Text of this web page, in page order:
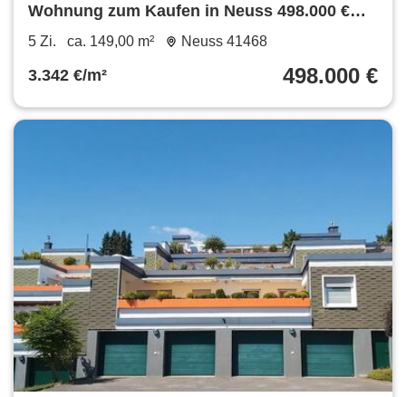
Wohnung zum Kaufen in Neuss 498.000 €
149 m²
5 Zi. ca. 149,00 m² Neuss 41468
3.342 €/m² 498.000 €